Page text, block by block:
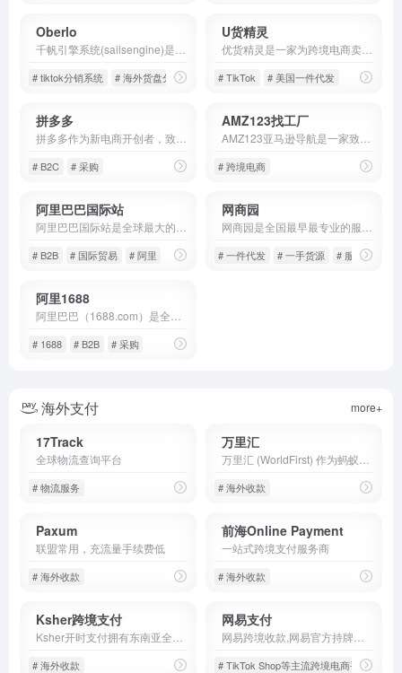
Oberlo
# tiktok分销系统 # 海外货盘分销
U货精灵
# TikTok # 美国一件代发
拼多多
# B2C # 采购
AMZ123找工厂
# 跨境电商
阿里巴巴国际站
# B2B # 国际贸易 # 阿里
网商园
# 一件代发 # 一手货源 # 服饰
阿里1688
# 1688 # B2B # 采购
海外支付 more+
17Track
全球物流查询平台
# 物流服务
万里汇
# 海外收款
Paxum
联盟常用，充流量手续费低
# 海外收款
前海Online Payment
一站式跨境支付服务商
# 海外收款
Ksher跨境支付
# 海外收款
网易支付
# TikTok Shop等主流跨境电商平台收结